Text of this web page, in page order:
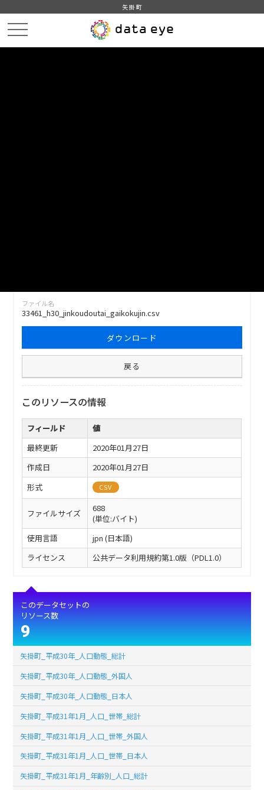
矢掛町
ファイル名
33461_h30_jinkoudoutai_gaikokujin.csv
ダウンロード
戻る
このリソースの情報
フィールド
値
最終更新
2020年01月27日
作成日
2020年01月27日
形式
CSV
ファイルサイズ
688
(単位:バイト)
使用言語
jpn (日本語)
ライセンス
公共データ利用規約第1.0版（PDL1.0）
このデータセットの
リソース数
9
矢掛町_平成30年_人口動態_総計
矢掛町_平成30年_人口動態_外国人
矢掛町_平成30年_人口動態_日本人
矢掛町_平成31年1月_人口_世帯_総計
矢掛町_平成31年1月_人口_世帯_外国人
矢掛町_平成31年1月_人口_世帯_日本人
矢掛町_平成31年1月_年齢別_人口_総計